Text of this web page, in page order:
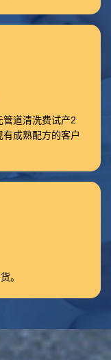
道清洗费试产2
成熟配方的客户
。